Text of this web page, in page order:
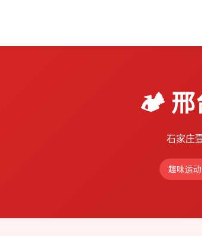
🏕️ 邢
石家庄
趣味运